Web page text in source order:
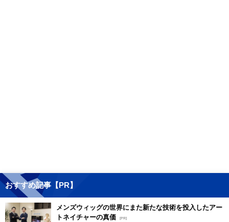
おすすめ記事【PR】
メンズウィッグの世界にまた新たな技術を投入したアー
トネイチャーの真価
[PR]